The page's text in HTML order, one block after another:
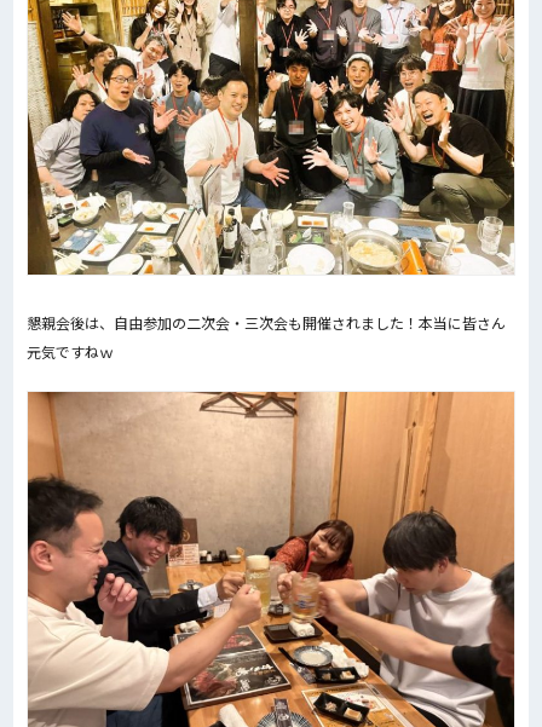
懇親会後は、自由参加の二次会・三次会も開催されました！本当に皆さん
元気ですねｗ